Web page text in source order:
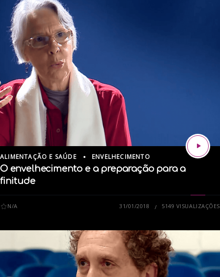
ALIMENTAÇÃO E SAÚDE ENVELHECIMENTO
O envelhecimento e a preparação para a
finitude
N/A 31/01/2018 5149 VISUALIZAÇÕES